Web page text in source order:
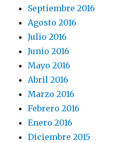
Septiembre 2016
Agosto 2016
Julio 2016
Junio 2016
Mayo 2016
Abril 2016
Marzo 2016
Febrero 2016
Enero 2016
Diciembre 2015